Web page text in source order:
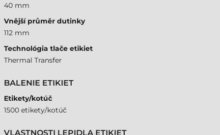
40 mm
Vnější průměr dutinky
112 mm
Technológia tlače etikiet
Thermal Transfer
BALENIE ETIKIET
Etikety/kotúč
1500 etikety/kotúč
VLASTNOSTI LEPIDLA ETIKIET